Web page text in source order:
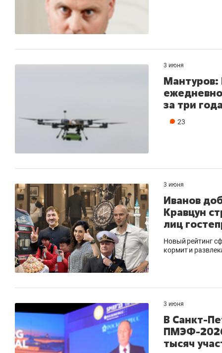
3 июня
Мантуров:
за три
23
3 июня
Иванов
Кравцун
лиц
Новый рейтинг
кормит и
3 июня
В Санкт-
ПМЭФ-
тысяч